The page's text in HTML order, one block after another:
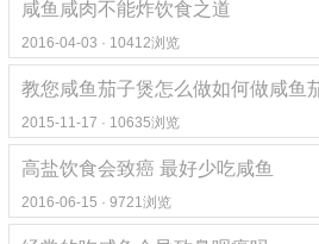
咸鱼咸肉不能炸饮食之道
2016-04-03 · 10412浏览
教您咸鱼茄子煲怎么做如何做咸鱼
2015-11-17 · 10635浏览
高盐饮食会致癌 最好少吃咸鱼
2016-06-15 · 9721浏览